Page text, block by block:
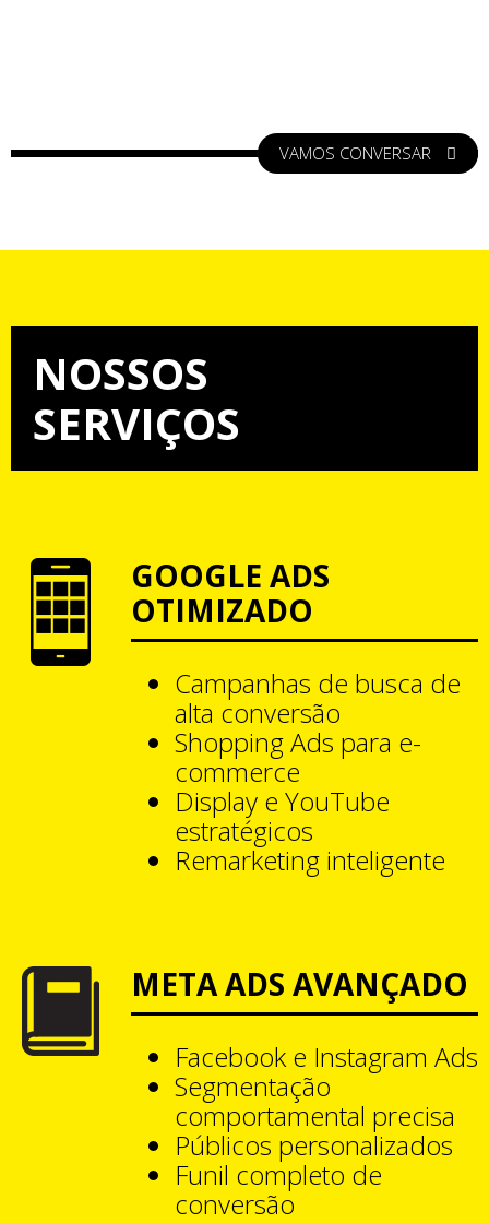
VAMOS CONVERSAR
NOSSOS
SERVIÇOS
GOOGLE ADS
OTIMIZADO
Campanhas de busca de
alta conversão
Shopping Ads para e-
commerce
Display e YouTube
estratégicos
Remarketing inteligente
META ADS AVANÇADO
Facebook e Instagram Ads
Segmentação
comportamental precisa
Públicos personalizados
Funil completo de
conversão